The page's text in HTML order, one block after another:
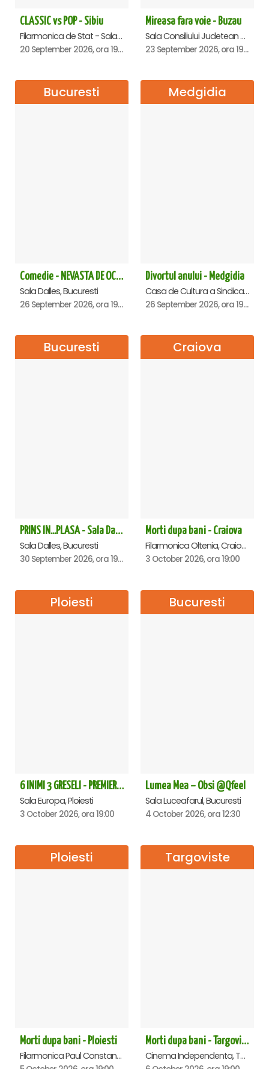
CLASSIC vs POP - Sibiu
Filarmonica de Stat - Sala Thalia, Sibiu
20 September 2026, ora 19:00
Mireasa fara voie - Buzau
Sala Consiliului Judetean Buzau, Buzau
23 September 2026, ora 19:29
Bucuresti
Comedie - NEVASTA DE OCAZIE !!!
Sala Dalles, Bucuresti
26 September 2026, ora 19:00
Medgidia
Divortul anului - Medgidia
Casa de Cultura a Sindicatelor Lucian Grigorescu, Medgidia
26 September 2026, ora 19:00
Bucuresti
PRINS IN...PLASA - Sala Dalles
Sala Dalles, Bucuresti
30 September 2026, ora 19:30
Craiova
Morti dupa bani - Craiova
Filarmonica Oltenia, Craiova
3 October 2026, ora 19:00
Ploiesti
6 INIMI 3 GRESELI - PREMIERA - Ploiesti
Sala Europa, Ploiesti
3 October 2026, ora 19:00
Bucuresti
Lumea Mea – Obsi @Qfeel
Sala Luceafarul, Bucuresti
4 October 2026, ora 12:30
Ploiesti
Morti dupa bani - Ploiesti
Filarmonica Paul Constantinescu, Ploiesti
Targoviste
Morti dupa bani - Targoviste
Cinema Independenta, Targoviste